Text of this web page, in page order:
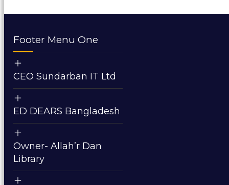
Footer Menu One
CEO Sundarban IT Ltd
ED DEARS Bangladesh
Owner- Allah’r Dan
Library